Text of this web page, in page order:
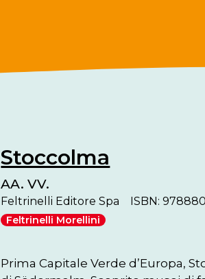
Stoccolma
AA. VV.
Feltrinelli Editore Spa ISBN:
Feltrinelli Morellini
Prima Capitale Verde d’Europa,